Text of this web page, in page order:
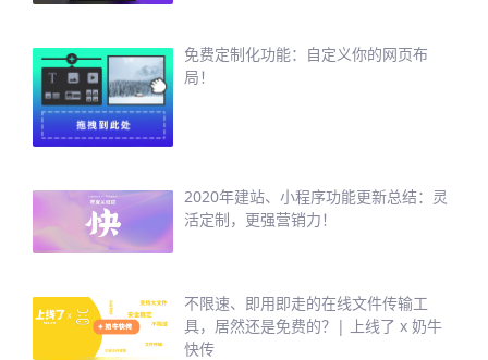
免费定制化功能：自定义你的网页布
局！
2020年建站、小程序功能更新总结：灵
活定制，更强营销力！
不限速、即用即走的在线文件传输工
具，居然还是免费的？| 上线了 x 奶牛
快传